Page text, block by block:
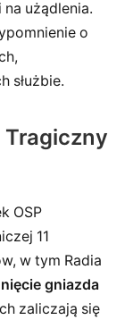
użądlenia.
o
służbie.
Tragiczny
OSP
11
w tym Radia
gniazda
zaliczają się